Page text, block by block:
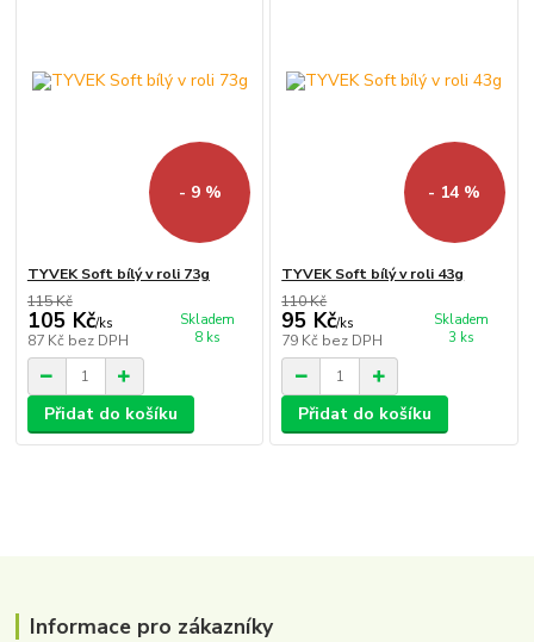
- 9 %
TYVEK Soft bílý v roli 73g
115 Kč
105 Kč/ks
87 Kč bez DPH
Skladem
8 ks
Přidat do košíku
- 14 %
TYVEK Soft bílý v roli 43g
110 Kč
95 Kč/ks
79 Kč bez DPH
Skladem
3 ks
Přidat do košíku
Informace pro zákazníky